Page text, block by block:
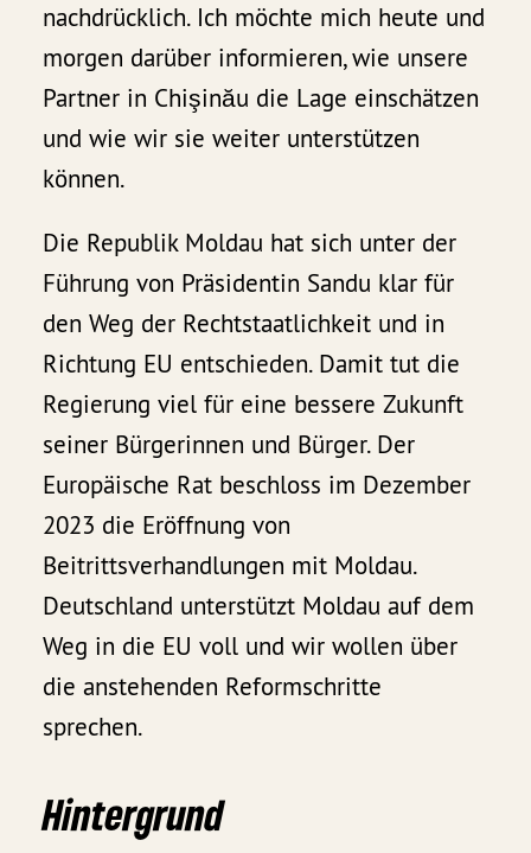
nachdrücklich. Ich möchte mich heute und
morgen darüber informieren, wie unsere
Partner in Chişinău die Lage einschätzen
und wie wir sie weiter unterstützen
können.
Die Republik Moldau hat sich unter der
Führung von Präsidentin Sandu klar für
den Weg der Rechtstaatlichkeit und in
Richtung EU entschieden. Damit tut die
Regierung viel für eine bessere Zukunft
seiner Bürgerinnen und Bürger. Der
Europäische Rat beschloss im Dezember
2023 die Eröffnung von
Beitrittsverhandlungen mit Moldau.
Deutschland unterstützt Moldau auf dem
Weg in die EU voll und wir wollen über
die anstehenden Reformschritte
sprechen.
Hintergrund